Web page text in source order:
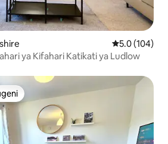
Ukadiriaji wa
5.0 (104)
ya Kifahari Katikati ya Ludlow
wageni